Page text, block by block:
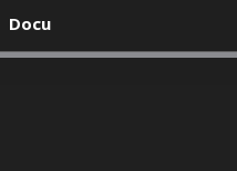
Docu